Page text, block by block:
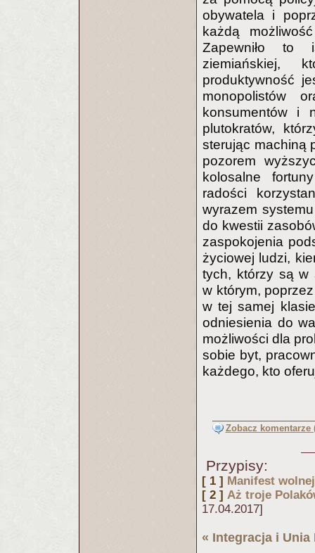
obywatela i
każdą
Zapewniło to
ziemiańskiej,
produktywność
monopolistów
konsumentów i
plutokratów,
sterując machiną
pozorem
kolosalne
radości
wyrazem
do kwestii
zaspokojenia
życiowej ludzi,
tych, którzy są w
w którym,
w tej samej
odniesienia do
możliwości dla
sobie byt,
każdego, kto
Zobacz komentarze
Przypisy:
[ 1 ] Manifest
[ 2 ] Aż troje
17.04.2017]
« Integracja i Unia